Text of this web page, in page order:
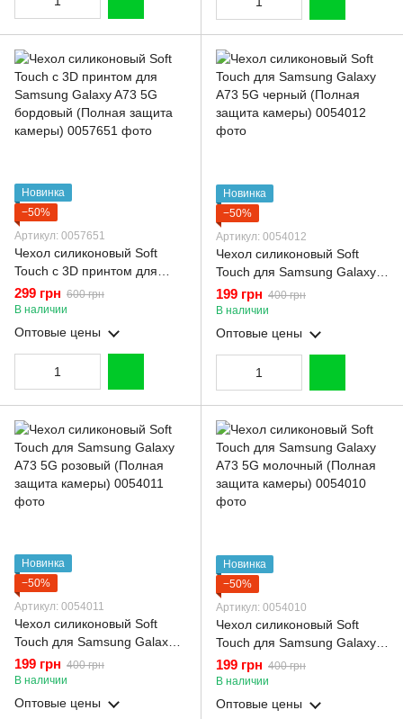
Новинка
−50%
Артикул: 0057651
Чехол силиконовый Soft
Touch с 3D принтом для
Samsung Galaxy A73 5G
бордовый (Полная защита
камеры)
299 грн 600 грн
В наличии
Оптовые цены
Новинка
−50%
Артикул: 0054012
Чехол силиконовый Soft
Touch для Samsung Galaxy
A73 5G черный (Полная
защита камеры)
199 грн 400 грн
В наличии
Оптовые цены
Новинка
−50%
Артикул: 0054011
Чехол силиконовый Soft
Touch для Samsung Galaxy
A73 5G розовый (Полная
защита камеры)
199 грн 400 грн
В наличии
Оптовые цены
Новинка
−50%
Артикул: 0054010
Чехол силиконовый Soft
Touch для Samsung Galaxy
A73 5G молочный (Полная
защита камеры)
199 грн 400 грн
В наличии
Оптовые цены